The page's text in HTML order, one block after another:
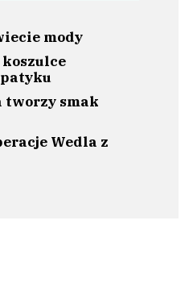
mody
tworzy smak
Wedla z